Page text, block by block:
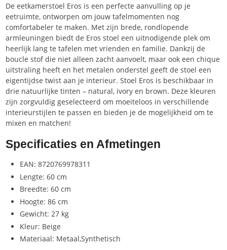
De eetkamerstoel Eros is een perfecte aanvulling op je
eetruimte, ontworpen om jouw tafelmomenten nog
comfortabeler te maken. Met zijn brede, rondlopende
armleuningen biedt de Eros stoel een uitnodigende plek om
heerlijk lang te tafelen met vrienden en familie. Dankzij de
boucle stof die niet alleen zacht aanvoelt, maar ook een chique
uitstraling heeft en het metalen onderstel geeft de stoel een
eigentijdse twist aan je interieur. Stoel Eros is beschikbaar in
drie natuurlijke tinten – natural, ivory en brown. Deze kleuren
zijn zorgvuldig geselecteerd om moeiteloos in verschillende
interieurstijlen te passen en bieden je de mogelijkheid om te
mixen en matchen!
Specificaties en Afmetingen
EAN: 8720769978311
Lengte: 60 cm
Breedte: 60 cm
Hoogte: 86 cm
Gewicht: 27 kg
Kleur: Beige
Materiaal: Metaal,Synthetisch